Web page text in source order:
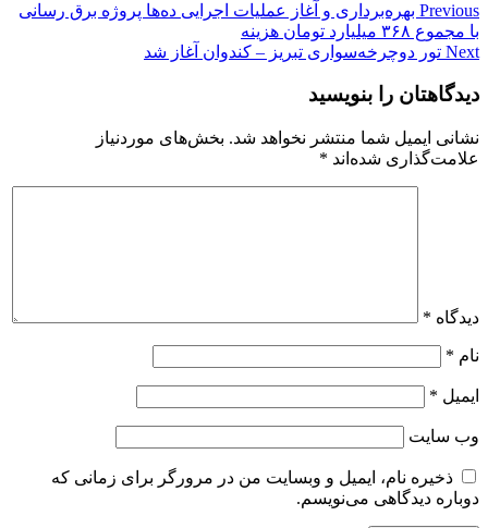
Previous بهره‌برداری و آغاز عملیات اجرایی ده‌ها پروژه برق رسانی
با مجموع ۳۶۸ میلیارد تومان هزینه
Next تور دوچرخه‌سواری تبریز – کندوان آغاز شد
دیدگاهتان را بنویسید
نشانی ایمیل شما منتشر نخواهد شد. بخش‌های موردنیاز
علامت‌گذاری شده‌اند *
دیدگاه *
نام *
ایمیل *
وب‌ سایت
ذخیره نام، ایمیل و وبسایت من در مرورگر برای زمانی که
دوباره دیدگاهی می‌نویسم.